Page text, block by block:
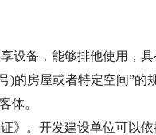
设备，能够排他使用，
)的房屋或者特定空间”的
体。
》。开发建设单位可以